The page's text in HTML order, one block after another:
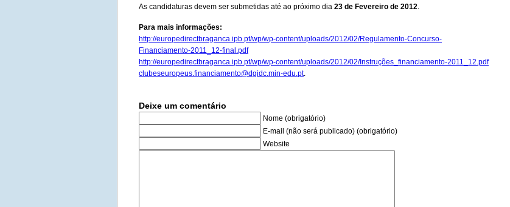
As candidaturas devem ser submetidas até ao próximo dia 23 de Fevereiro de 2012.
Para mais informações:
http://europedirectbraganca.ipb.pt/wp/wp-content/uploads/2012/02/Regulamento-Concurso-
Financiamento-2011_12-final.pdf
http://europedirectbraganca.ipb.pt/wp/wp-content/uploads/2012/02/Instruções_financiamento-2011_12.pdf
clubeseuropeus.financiamento@dgidc.min-edu.pt.
Deixe um comentário
Nome (obrigatório)
E-mail (não será publicado) (obrigatório)
Website